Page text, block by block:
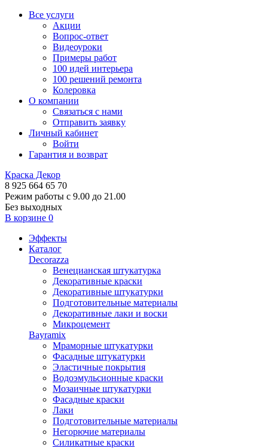
Все услуги
Акции
Вопрос-ответ
Видеоуроки
Примеры работ
100 идей интерьера
100 решений ремонта
Колеровка
О компании
Связаться с нами
Отправить заявку
Личный кабинет
Войти
Гарантия и возврат
Краска Декор
8 925 664 65 70
Режим работы с 9.00 до 21.00
Без выходных
В корзине 0
Эффекты
Каталог
Decorazza
Венецианская штукатурка
Декоративные краски
Декоративные штукатурки
Подготовительные материалы
Декоративные лаки и воски
Микроцемент
Bayramix
Мраморные штукатурки
Фасадные штукатурки
Эластичные покрытия
Водоэмульсионные краски
Мозаичные штукатурки
Фасадные краски
Лаки
Подготовительные материалы
Негорючие материалы
Силикатные краски